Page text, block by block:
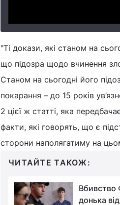
"Ті докази, які станом на
що підозра щодо вчинення
Станом на сьогодні його
покарання – до 15 років
2 цієї ж статті, яка
факти, які говорять, що є
сторони наполягатиму на
ЧИТАЙТЕ ТАКОЖ:
Вбивство
донька